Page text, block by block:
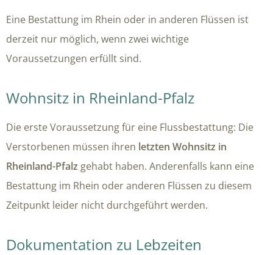
Eine Bestattung im Rhein oder in anderen Flüssen ist
derzeit nur möglich, wenn zwei wichtige
Voraussetzungen erfüllt sind.
Wohnsitz in Rheinland-Pfalz
Die erste Voraussetzung für eine Flussbestattung: Die
Verstorbenen müssen ihren letzten Wohnsitz in
Rheinland-Pfalz gehabt haben. Anderenfalls kann eine
Bestattung im Rhein oder anderen Flüssen zu diesem
Zeitpunkt leider nicht durchgeführt werden.
Dokumentation zu Lebzeiten